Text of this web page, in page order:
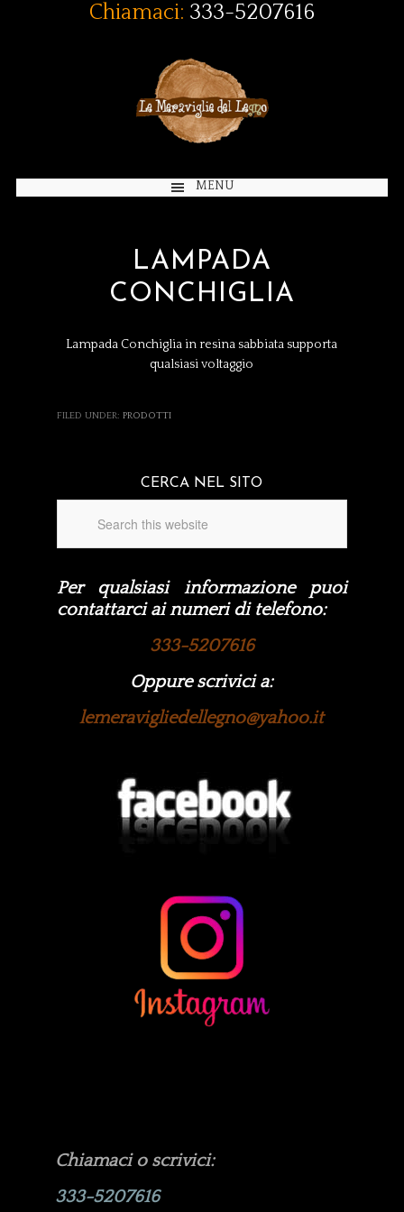
Chiamaci: 333-5207616
MENU
LAMPADA
CONCHIGLIA
Lampada Conchiglia in resina sabbiata supporta
qualsiasi voltaggio
FILED UNDER: PRODOTTI
CERCA NEL SITO
Per qualsiasi informazione puoi
contattarci ai numeri di telefono:
333-5207616
Oppure scrivici a:
lemeravigliedellegno@yahoo.it
Chiamaci o scrivici:
333-5207616